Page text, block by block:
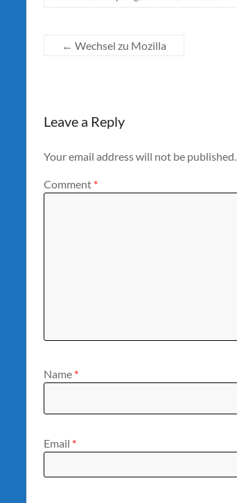
← Wechsel zu Mozilla
Leave a Reply
Your email address will not be published.
Comment *
Name *
Email *